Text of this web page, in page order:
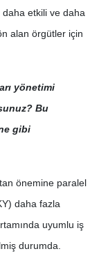
daha etkili ve daha
alan örgütler için
yönetimi
Bu
gibi
önemine paralel
daha fazla
uyumlu iş
durumda.